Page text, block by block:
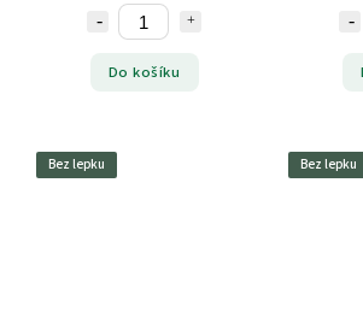
Do košíku
Bez lepku Bez lepku